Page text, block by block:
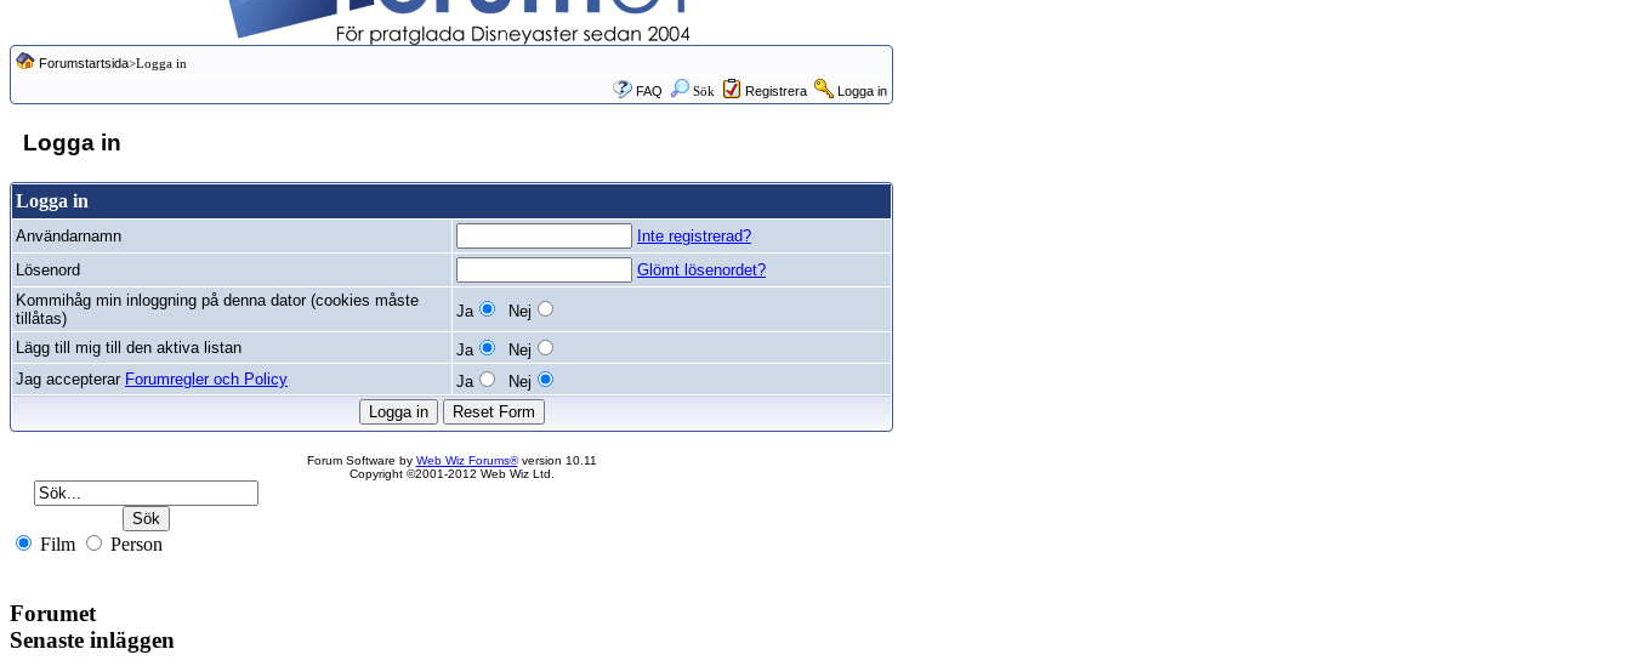
Forumstartsida>Logga in
FAQ
Sök Registrera Logga in
Logga in
Logga in
Användarnamn
Inte registrerad?
Lösenord
Glömt lösenordet?
Kommihåg min inloggning på denna dator (cookies måste
tillåtas)
Ja
Nej
Lägg till mig till den aktiva listan
Ja
Nej
Jag accepterar Forumregler och Policy Ja Nej
Forum Software by Web Wiz Forums®version 10.11
Copyright ©2001-2012 Web Wiz Ltd.
Film Person
Forumet
Senaste inläggen